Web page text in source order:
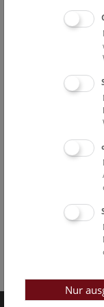
Nur